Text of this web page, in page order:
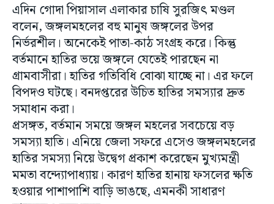
এদিন গোদা পিয়াসাল এলাকার চাষি সুরজিৎ মণ্ডল
বলেন, জঙ্গলমহলের বহু মানুষ জঙ্গলের উপর
নির্ভরশীল। অনেকেই পাতা-কাঠ সংগ্রহ করে। কিন্তু
বর্তমানে হাতির ভয়ে জঙ্গলে যেতেই পারছেন না
গ্রামবাসীরা। হাতির গতিবিধি বোঝা যাচ্ছে না। এর ফলে
বিপদও ঘটছে। বনদপ্তরের উচিত হাতির সমস্যার দ্রুত
সমাধান করা।
প্রসঙ্গত, বর্তমান সময়ে জঙ্গল মহলের সবচেয়ে বড়
সমস্যা হাতি। এনিয়ে জেলা সফরে এসেও জঙ্গলমহলের
হাতির সমস্যা নিয়ে উদ্বেগ প্রকাশ করেছেন মুখ্যমন্ত্রী
মমতা বন্দ্যোপাধ্যায়। কারণ হাতির হানায় ফসলের ক্ষতি
হওয়ার পাশাপাশি বাড়ি ভাঙছে, এমনকী সাধারণ